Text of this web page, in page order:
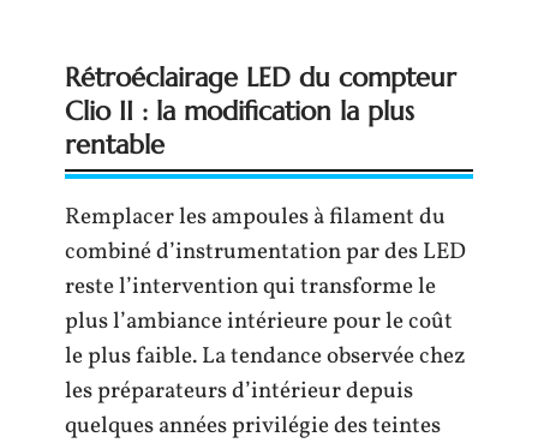
Rétroéclairage LED du compteur
Clio II : la modification la plus
rentable
Remplacer les ampoules à filament du
combiné d’instrumentation par des LED
reste l’intervention qui transforme le
plus l’ambiance intérieure pour le coût
le plus faible. La tendance observée chez
les préparateurs d’intérieur depuis
quelques années privilégie des teintes